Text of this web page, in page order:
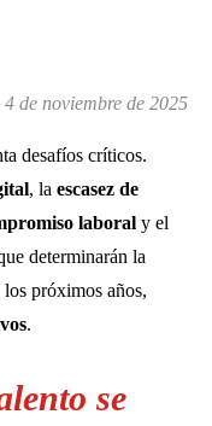
4 de noviembre de 2025
desafíos críticos.
, la escasez de
laboral y el
determinarán la
los próximos años,
.
se